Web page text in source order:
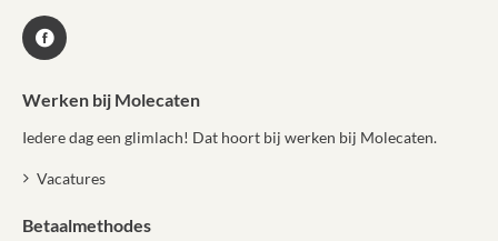
Werken bij Molecaten
Iedere dag een glimlach! Dat hoort bij werken bij Molecaten.
Vacatures
Betaalmethodes